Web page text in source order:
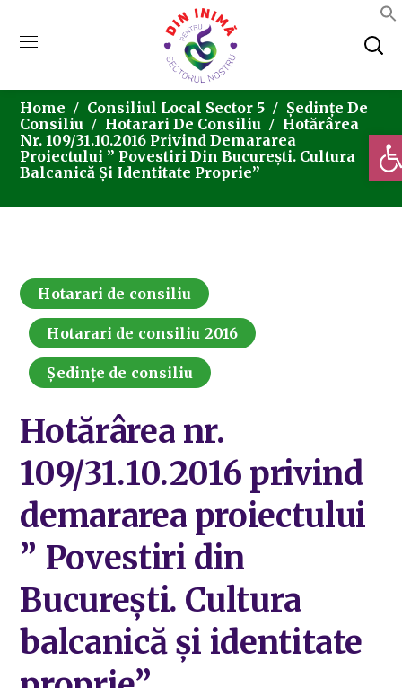
Home Consiliul Local Sector 5
Ședințe De
Consiliu
Hotarari De Consiliu
Hotărârea
Nr. 109/31.10.2016 Privind Demararea
Proiectului ” Povestiri Din București. Cultura
Balcanică Și Identitate Proprie”
Hotarari de consiliu
Hotarari de consiliu 2016
Ședințe de consiliu
Hotărârea nr.
109/31.10.2016 privind
demararea proiectului
” Povestiri din
București. Cultura
balcanică și identitate